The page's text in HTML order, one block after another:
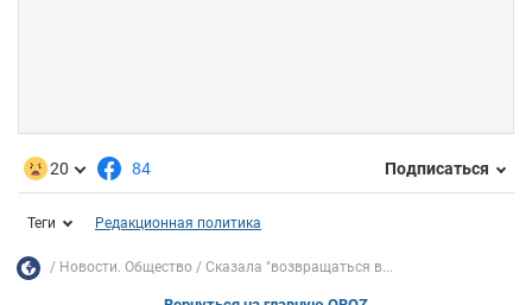
20 84 Подписаться
Теги Редакционная политика
Новости. Общество Сказала "возвращаться в...